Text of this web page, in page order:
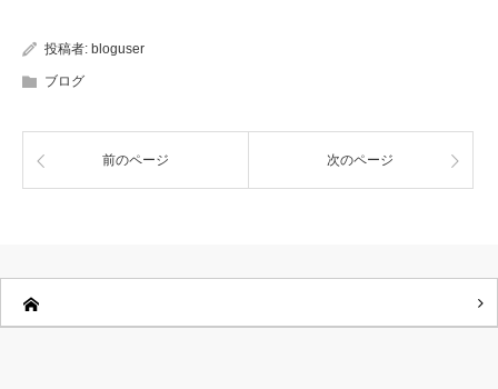
投稿者: bloguser
ブログ
前のページ 次のページ